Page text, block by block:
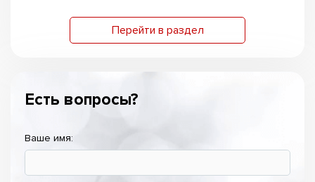
Перейти в раздел
Есть вопросы?
Ваше имя: